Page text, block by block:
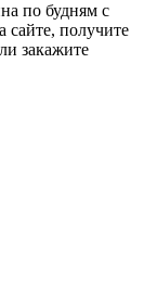
по будням с
сайте, получите
закажите